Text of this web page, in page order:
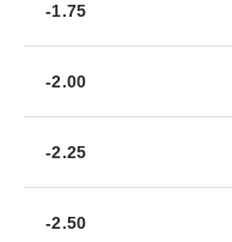
-1.75
-2.00
-2.25
-2.50